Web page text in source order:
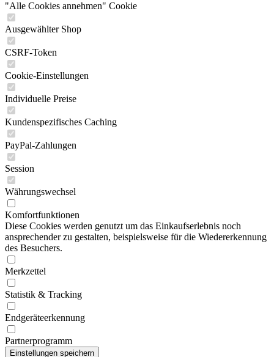
"Alle Cookies annehmen" Cookie
Ausgewählter Shop
CSRF-Token
Cookie-Einstellungen
Individuelle Preise
Kundenspezifisches Caching
PayPal-Zahlungen
Session
Währungswechsel
Komfortfunktionen
Diese Cookies werden genutzt um das Einkaufserlebnis noch
ansprechender zu gestalten, beispielsweise für die Wiedererkennung
des Besuchers.
Merkzettel
Statistik & Tracking
Endgeräteerkennung
Partnerprogramm